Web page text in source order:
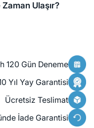
Ulaşır?
120 Gün Deneme
Yıl Yay Garantisi
Ücretsiz Teslimat
İade Garantisi